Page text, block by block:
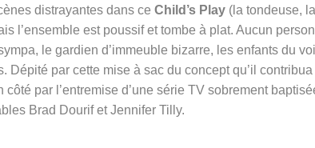
distrayantes dans ce Child’s Play (la tondeuse,
l’ensemble est poussif et tombe à plat. Aucun
le gardien d’immeuble bizarre, les enfants du
Dépité par cette mise à sac du concept qu’il
côté par l’entremise d’une série TV sobrement
Brad Dourif et Jennifer Tilly.